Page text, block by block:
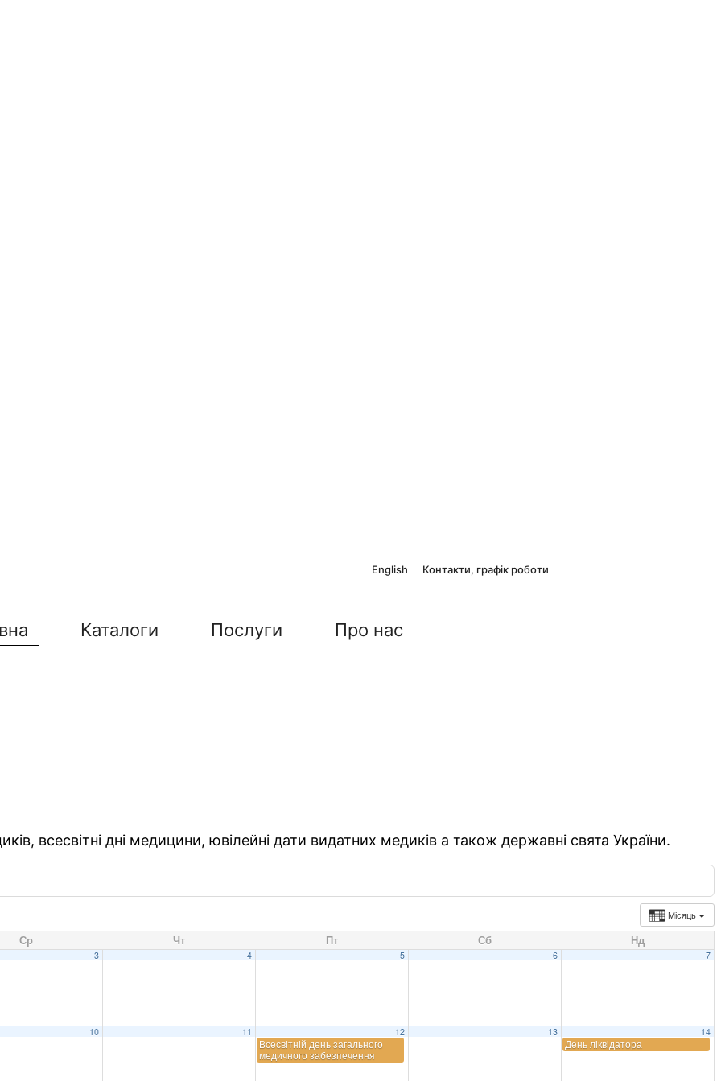
English Контакти, графік роботи
Каталоги Послуги Про нас
всесвітні дні медицини, ювілейні дати видатних медиків а також державні свята України.
Місяць
Ср Чт Пт Сб Нд
3 4 5 6 7
10 11 12
Всесвітній день загального
медичного забезпечення
13 14
День ліквідатора